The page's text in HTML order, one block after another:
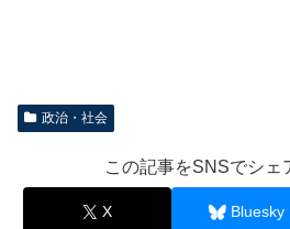
政治・社会
この記事をSNSでシェ
X Bluesky